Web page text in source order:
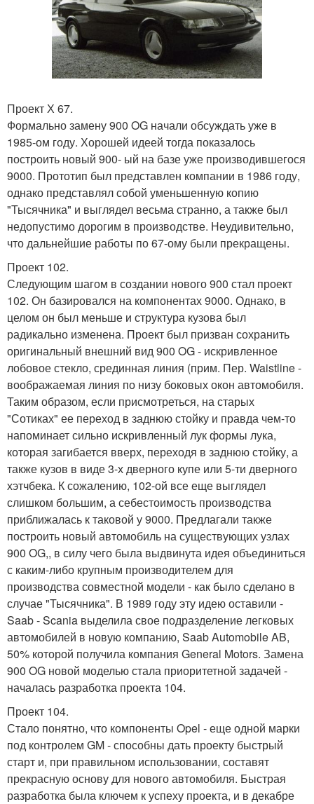
Проект Х 67.
Формально замену 900 OG начали обсуждать уже в
1985-ом году. Хорошей идеей тогда показалось
построить новый 900- ый на базе уже производившегося
9000. Прототип был представлен компании в 1986 году,
однако представлял собой уменьшенную копию
"Тысячника" и выглядел весьма странно, а также был
недопустимо дорогим в производстве. Неудивительно,
что дальнейшие работы по 67-ому были прекращены.
Проект 102.
Следующим шагом в создании нового 900 стал проект
102. Он базировался на компонентах 9000. Однако, в
целом он был меньше и структура кузова был
радикально изменена. Проект был призван сохранить
оригинальный внешний вид 900 OG - искривленное
лобовое стекло, срединная линия (прим. Пер. Waistline -
воображаемая линия по низу боковых окон автомобиля.
Таким образом, если присмотреться, на старых
"Сотиках" ее переход в заднюю стойку и правда чем-то
напоминает сильно искривленный лук формы лука,
которая загибается вверх, переходя в заднюю стойку, а
также кузов в виде 3-х дверного купе или 5-ти дверного
хэтчбека. К сожалению, 102-ой все еще выглядел
слишком большим, а себестоимость производства
приближалась к таковой у 9000. Предлагали также
построить новый автомобиль на существующих узлах
900 OG,, в силу чего была выдвинута идея объединиться
с каким-либо крупным производителем для
производства совместной модели - как было сделано в
случае "Тысячника". В 1989 году эту идею оставили -
Saab - Scania выделила свое подразделение легковых
автомобилей в новую компанию, Saab Automobile AB,
50% которой получила компания General Motors. Замена
900 OG новой моделью стала приоритетной задачей -
началась разработка проекта 104.
Проект 104.
Стало понятно, что компоненты Opel - еще одной марки
под контролем GM - способны дать проекту быстрый
старт и, при правильном использовании, составят
прекрасную основу для нового автомобиля. Быстрая
разработка была ключем к успеху проекта, и в декабре